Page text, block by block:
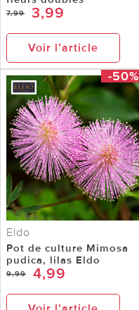
7,99 3,99
Voir l’article
-50%
Eldo
Pot de culture Mimosa
pudica, lilas Eldo
9,99 4,99